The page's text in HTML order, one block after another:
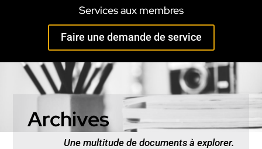
Services aux membres
Faire une demande de service
Archives
Une multitude de documents à explorer.